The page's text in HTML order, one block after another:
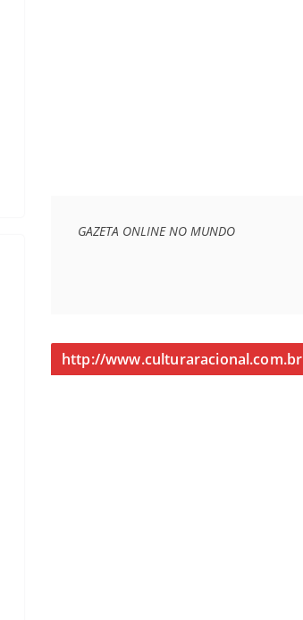
GAZETA ONLINE NO MUNDO
http://www.culturaracional.com.br